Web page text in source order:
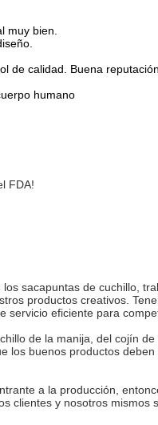
muy bien.
de calidad. Buena
humano
FDA!
sacapuntas de cuchillo,
productos creativos.
eficiente para
de la manija, del cojín
los buenos productos
a la producción,
clientes y nosotros